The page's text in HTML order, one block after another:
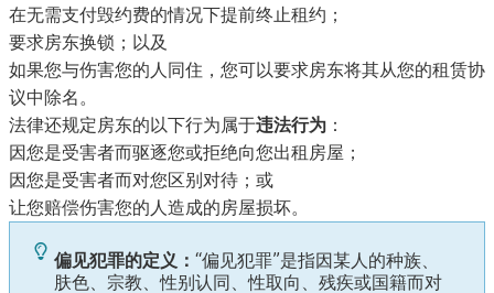
在无需支付毁约费的情况下提前终止租约；
要求房东换锁；以及
如果您与伤害您的人同住，您可以要求房东将其从您的租赁协
议中除名。
法律还规定房东的以下行为属于违法行为 ：
因您是受害者而驱逐您或拒绝向您出租房屋；
因您是受害者而对您区别对待；或
让您赔偿伤害您的人造成的房屋损坏。
偏见犯罪的定义： “偏见犯罪”是指因某人的种族、
肤色、宗教、性别认同、性取向、残疾或国籍而对